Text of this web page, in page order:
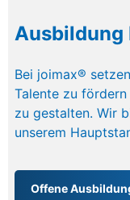
Ausbildung
Bei joimax®
Talente zu
zu gestalten. Wir
unserem
Offene